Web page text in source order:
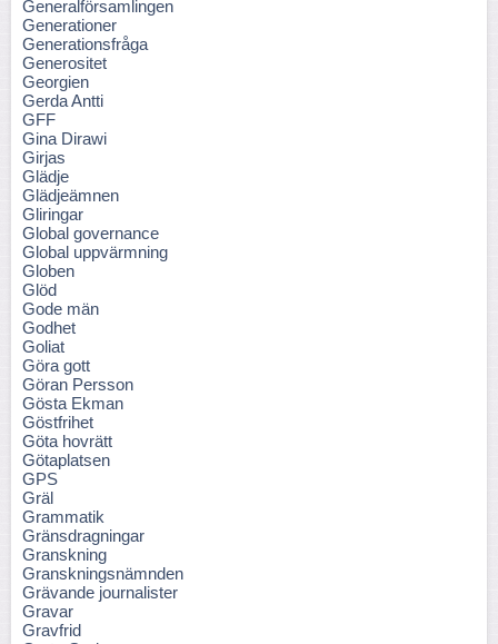
Generalförsamlingen
Generationer
Generationsfråga
Generositet
Georgien
Gerda Antti
GFF
Gina Dirawi
Girjas
Glädje
Glädjeämnen
Gliringar
Global governance
Global uppvärmning
Globen
Glöd
Gode män
Godhet
Goliat
Göra gott
Göran Persson
Gösta Ekman
Göstfrihet
Göta hovrätt
Götaplatsen
GPS
Gräl
Grammatik
Gränsdragningar
Granskning
Granskningsnämnden
Grävande journalister
Gravar
Gravfrid